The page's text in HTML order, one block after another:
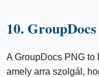
10.
A GroupDocs PNG to
amely arra szolgál,